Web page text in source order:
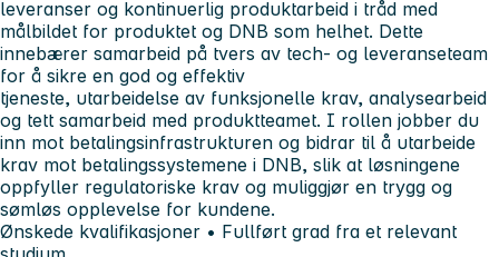
leveranser og kontinuerlig produktarbeid i tråd med
målbildet for produktet og DNB som helhet. Dette
innebærer samarbeid på tvers av tech- og leveranseteam
for å sikre en god og effektiv
tjeneste, utarbeidelse av funksjonelle krav, analysearbeid
og tett samarbeid med produktteamet. I rollen jobber du
inn mot betalingsinfrastrukturen og bidrar til å utarbeide
krav mot betalingssystemene i DNB, slik at løsningene
oppfyller regulatoriske krav og muliggjør en trygg og
sømløs opplevelse for kundene.
Ønskede kvalifikasjoner • Fullført grad fra et relevant